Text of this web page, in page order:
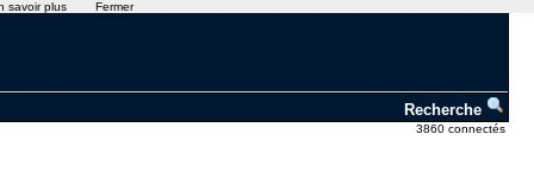
Recherche
3860 connectés
savoir plus Fermer